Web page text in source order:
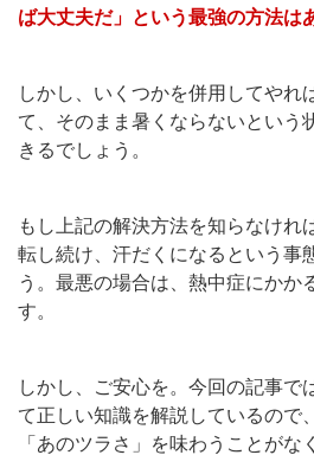
ば大丈夫だ」という最強の方法は
しかし、いくつかを併用してやれ
て、そのまま暑くならないという
きるでしょう。
もし上記の解決方法を知らなけれ
転し続け、汗だくになるという事
う。最悪の場合は、熱中症にかか
す。
しかし、ご安心を。今回の記事で
て正しい知識を解説しているので
「あのツラさ」を味わうことがな